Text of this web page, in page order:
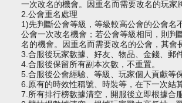
一次改名的機會。因重名而需要改名的玩家
2.公會重名處理
1)先判斷公會等級，等級較高公會的公會名
公會一次改名機會；若公會等級相同，則
名的機會。因重名而需要改名的公會，其會
3.合服後玩家數據、好友、物品、金錢、郵
4.合服後保留所有副本次數，不重置。
5.合服後公會經驗、等級、玩家個人貢獻等
6.原有的時效性稱號、時裝等，在下一次結
7.所有排行榜數據清空，開服後立即根據合